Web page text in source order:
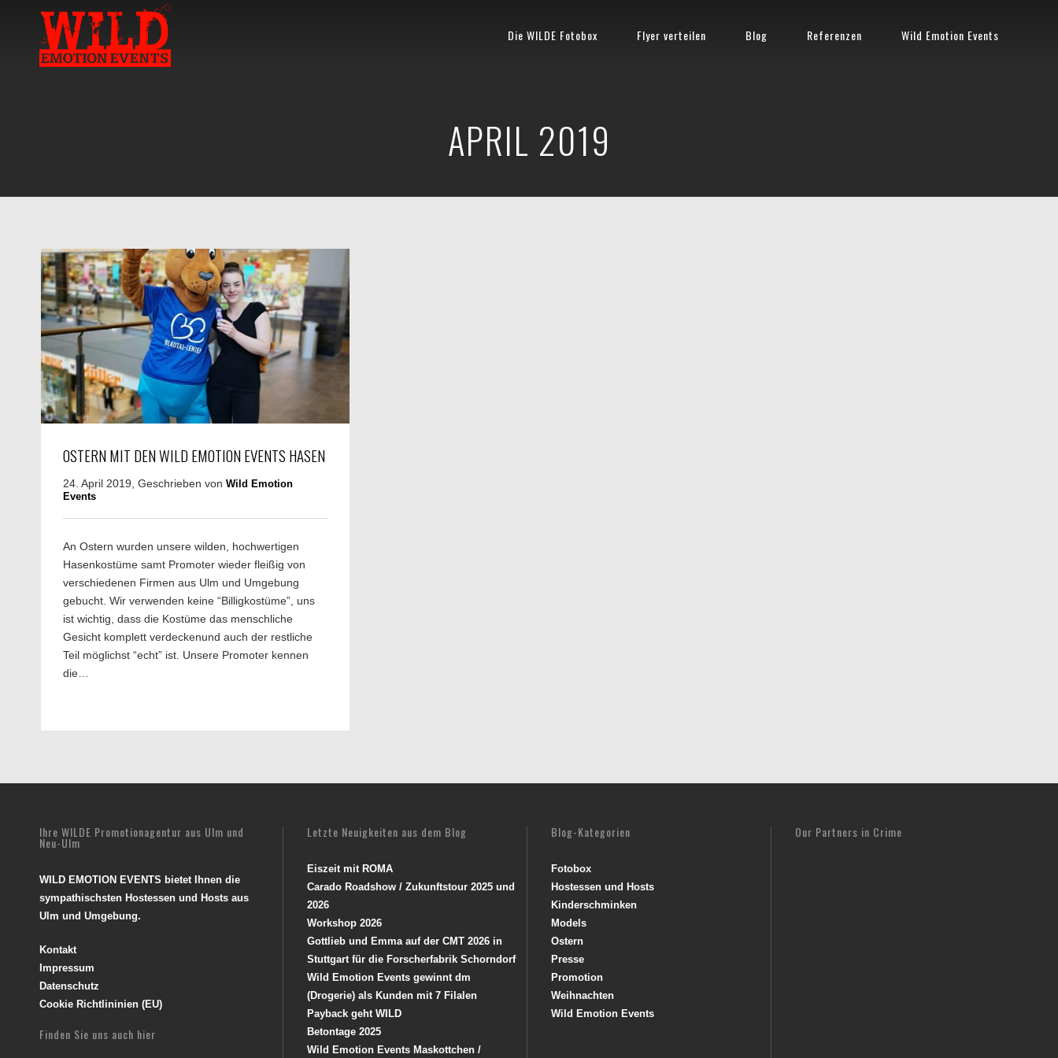
Die WILDE Fotobox Flyer verteilen Blog Referenzen Wild Emotion Events
APRIL 2019
OSTERN MIT DEN WILD EMOTION EVENTS HASEN
24. April 2019, Geschrieben von Wild Emotion
Events
An Ostern wurden unsere wilden, hochwertigen
Hasenkostüme samt Promoter wieder fleißig von
verschiedenen Firmen aus Ulm und Umgebung
gebucht. Wir verwenden keine “Billigkostüme”, uns
ist wichtig, dass die Kostüme das menschliche
Gesicht komplett verdeckenund auch der restliche
Teil möglichst “echt” ist. Unsere Promoter kennen
die…
Ihre WILDE Promotionagentur aus Ulm und
Neu-Ulm
WILD EMOTION EVENTS bietet Ihnen die
sympathischsten Hostessen und Hosts aus
Ulm und Umgebung.
Kontakt
Impressum
Datenschutz
Cookie Richtlininien (EU)
Finden Sie uns auch hier
Letzte Neuigkeiten aus dem Blog
Eiszeit mit ROMA
Carado Roadshow / Zukunftstour 2025 und
2026
Workshop 2026
Gottlieb und Emma auf der CMT 2026 in
Stuttgart für die Forscherfabrik Schorndorf
Wild Emotion Events gewinnt dm
(Drogerie) als Kunden mit 7 Filalen
Payback geht WILD
Betontage 2025
Wild Emotion Events Maskottchen /
Blog-Kategorien
Fotobox
Hostessen und Hosts
Kinderschminken
Models
Ostern
Presse
Promotion
Weihnachten
Wild Emotion Events
Our Partners in Crime